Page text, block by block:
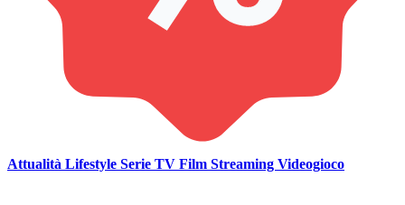
Attualità Lifestyle Serie TV Film Streaming Videogioco